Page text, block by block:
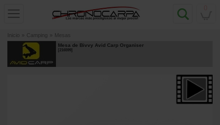
Inicio » Camping » Mesas
Mesa de Bivvy Avid Carp Organiser
[216599]